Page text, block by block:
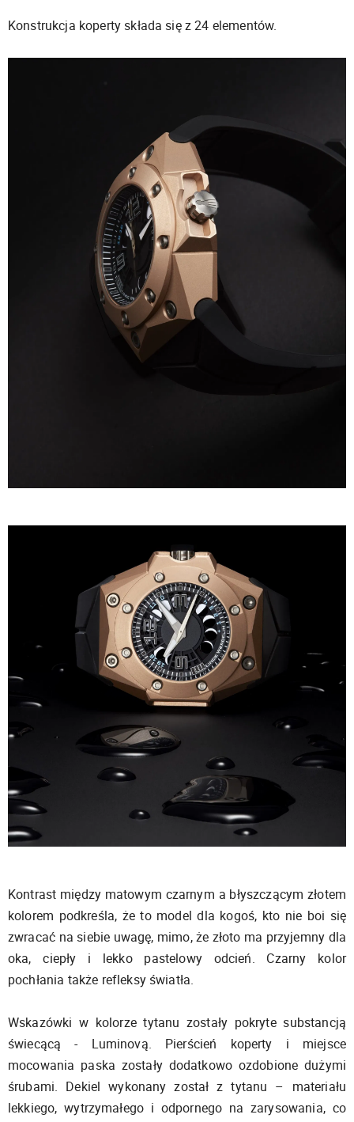
Konstrukcja koperty składa się z 24 elementów.
Kontrast między matowym czarnym a błyszczącym złotem
kolorem podkreśla, że to model dla kogoś, kto nie boi się
zwracać na siebie uwagę, mimo, że złoto ma przyjemny dla
oka, ciepły i lekko pastelowy odcień. Czarny kolor
pochłania także refleksy światła.
Wskazówki w kolorze tytanu zostały pokryte substancją
świecącą - Luminovą. Pierścień koperty i miejsce
mocowania paska zostały dodatkowo ozdobione dużymi
śrubami. Dekiel wykonany został z tytanu – materiału
lekkiego, wytrzymałego i odpornego na zarysowania, co